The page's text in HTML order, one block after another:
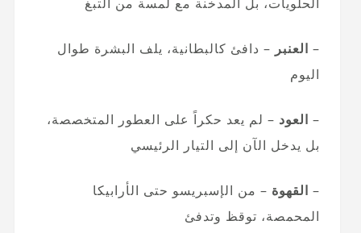
– العنبر – دافئ كالبطانية، يلف البشرة طوال
اليوم
– العود – لم يعد حكراً على العطور المتخصصة،
بل يدخل الآن إلى التيار الرئيسي
– القهوة – من الإسبريسو حتى الأرابيكا
المحمصة، توقظ وتدفئ